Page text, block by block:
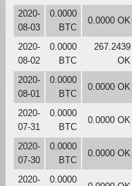
2020-
08-03
0.0000
BTC
0.0000 OK
2020-
08-02
0.0000
BTC
267.2439
OK
2020-
08-01
0.0000
BTC
0.0000 OK
2020-
07-31
0.0000
BTC
0.0000 OK
2020-
07-30
0.0000
BTC
0.0000 OK
2020-
0.0000